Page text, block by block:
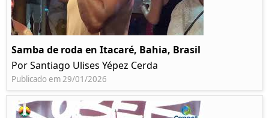
Samba de roda en Itacaré, Bahia, Brasil
Por Santiago Ulises Yépez Cerda
Publicado em 29/01/2026